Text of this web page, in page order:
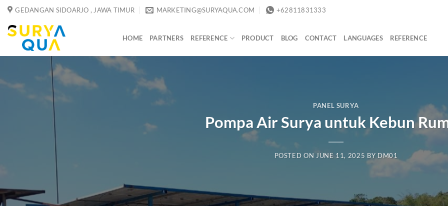
Skip
content
GEDANGAN SIDOARJO , JAWA TIMUR MARKETING@SURYAQUA.COM +62811831333
HOME PARTNERS REFERENCE PRODUCT BLOG CONTACT LANGUAGES REFERENCE
PANEL SURYA
Pompa Air Surya untuk Kebun
POSTED ON JUNE 11, 2025 BY DM01